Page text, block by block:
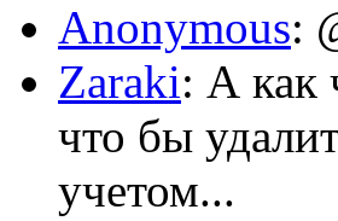
Anonymous:
Zaraki: А как
что бы
учетом...